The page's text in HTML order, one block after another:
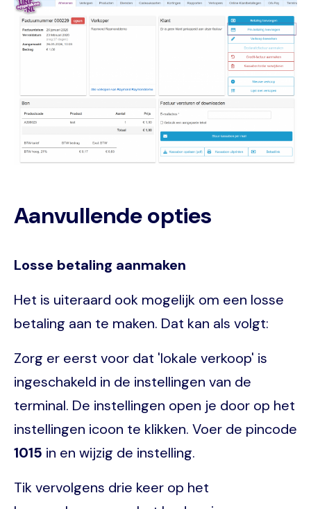
Image
Aanvullende opties
Losse betaling aanmaken
Het is uiteraard ook mogelijk om een losse
betaling aan te maken. Dat kan als volgt:
Zorg er eerst voor dat 'lokale verkoop' is
ingeschakeld in de instellingen van de
terminal. De instellingen open je door op het
instellingen icoon te klikken. Voer de pincode
1015 in en wijzig de instelling.
Tik vervolgens drie keer op het